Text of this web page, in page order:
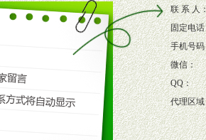
，美誉度。
足消费者的新需求及适应市场变化。
册、POP宣传画、三折页及宣传礼品全面
产品，全套合法经营手续，采取统一底价
联 系 人
固定电
手机号
微信：
QQ：
代理区